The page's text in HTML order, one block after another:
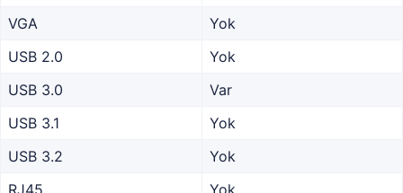
VGA
Yok
USB 2.0
Yok
USB 3.0
Var
USB 3.1
Yok
USB 3.2
Yok
RJ45
Yok